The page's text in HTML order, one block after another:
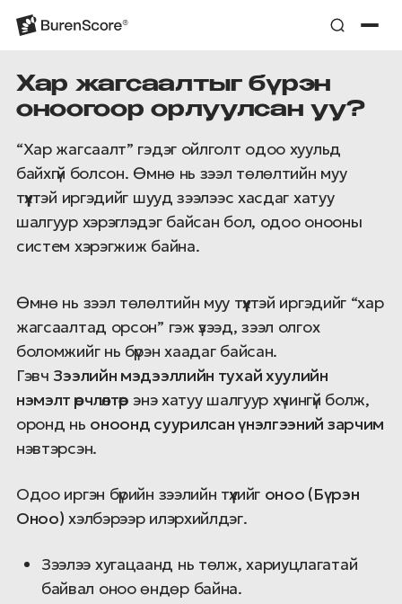
Хар жагсаалтыг бүрэн
оноогоор орлуулсан уу?
“Хар жагсаалт” гэдэг ойлголт одоо хуульд
байхгүй болсон. Өмнө нь зээл төлөлтийн муу
түүхтэй иргэдийг шууд зээлээс хасдаг хатуу
шалгуур хэрэглэдэг байсан бол, одоо онооны
систем хэрэгжиж байна.
Өмнө нь зээл төлөлтийн муу түүхтэй иргэдийг “хар
жагсаалтад орсон” гэж үзээд, зээл олгох
боломжийг нь бүрэн хаадаг байсан.
Гэвч Зээлийн мэдээллийн тухай хуулийн
нэмэлт өөрчлөлтөөр энэ хатуу шалгуур хүчингүй болж,
оронд нь оноонд суурилсан үнэлгээний зарчим
нэвтэрсэн.
Одоо иргэн бүрийн зээлийн түүхийг оноо (Бүрэн
Оноо) хэлбэрээр илэрхийлдэг.
Зээлээ хугацаанд нь төлж, хариуцлагатай
байвал оноо өндөр байна.